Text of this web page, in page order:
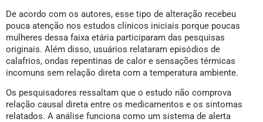
De acordo com os autores, esse tipo de alteração recebeu
pouca atenção nos estudos clínicos iniciais porque poucas
mulheres dessa faixa etária participaram das pesquisas
originais. Além disso, usuários relataram episódios de
calafrios, ondas repentinas de calor e sensações térmicas
incomuns sem relação direta com a temperatura ambiente.
Os pesquisadores ressaltam que o estudo não comprova
relação causal direta entre os medicamentos e os sintomas
relatados. A análise funciona como um sistema de alerta